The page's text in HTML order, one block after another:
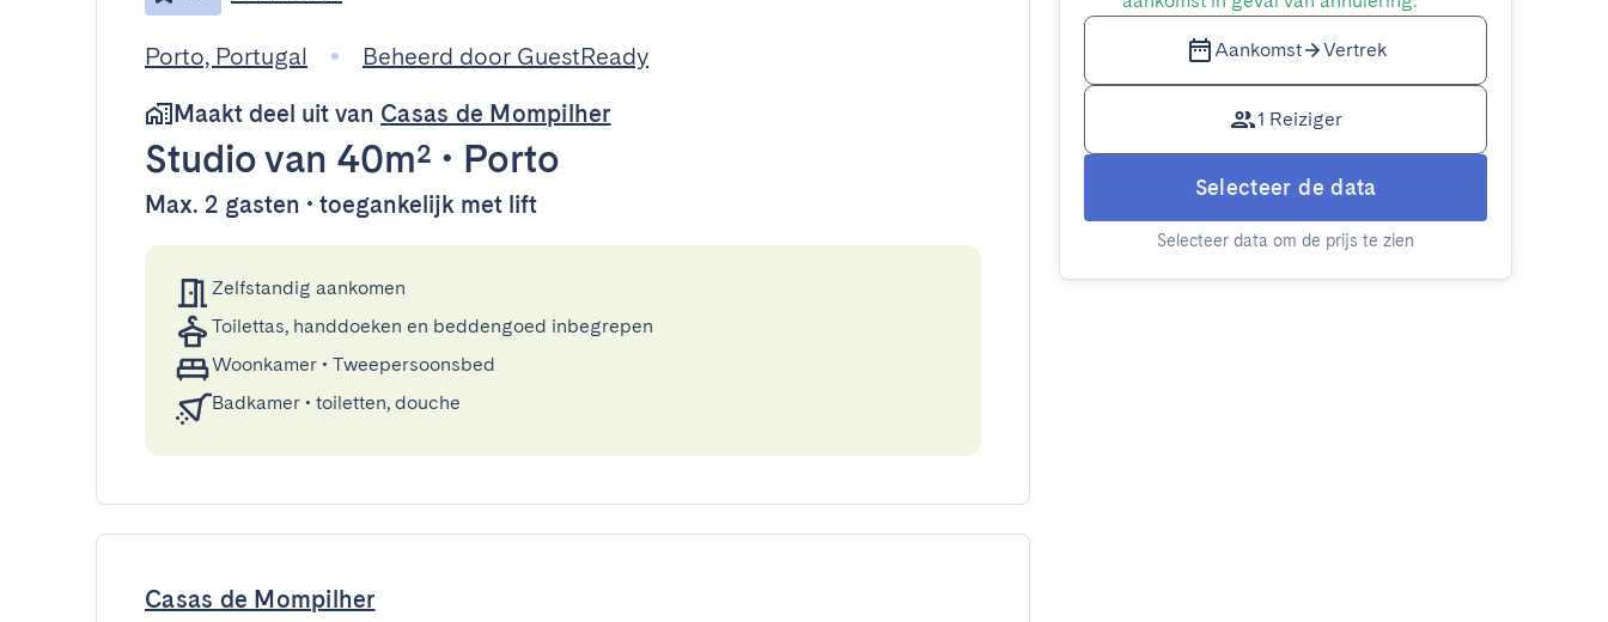
Porto, Portugal
Beheerd door GuestReady
Maakt deel uit van Casas de Mompilher
Studiovan 40m² • Porto
Max. 2 gasten • toegankelijk met lift
Zelfstandig aankomen
Toilettas, handdoeken en beddengoed inbegrepen
Woonkamer • Tweepersoonsbed
Badkamer • toiletten, douche
Casas de Mompilher
Aankomst Vertrek
1 Reiziger
Selecteer de data
Selecteer data om de prijs te zien